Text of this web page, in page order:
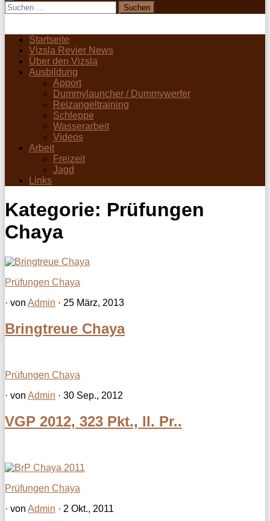
Suchen
nach:
Startseite
Vizsla Revier News
Über den Vizsla
Ausbildung
Apport
Dummylauncher / Dummywerfer
Reizangeltraining
Schleppe
Wasserarbeit
Videos
Arbeit
Freizeit
Jagd
Links
Kategorie: Prüfungen
Chaya
Prüfungen Chaya
· von Admin · 25 März, 2013
Bringtreue Chaya
Prüfungen Chaya
· von Admin · 30 Sep., 2012
VGP 2012, 323 Pkt., II. Pr..
Prüfungen Chaya
· von Admin · 2 Okt., 2011